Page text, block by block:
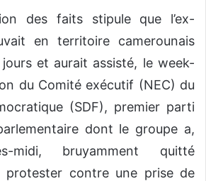
des faits stipule que l’ex-
en territoire camerounais
jours et aurait assisté, le week-
du Comité exécutif (NEC) du
(SDF), premier parti
dont le groupe a,
midi, bruyamment quitté
protester contre une prise de